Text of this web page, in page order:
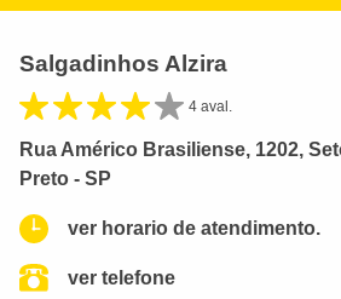
Salgadinhos Alzira
4 aval.
Rua Américo Brasiliense, 1202,
Preto - SP
ver horario de atendimento.
ver telefone